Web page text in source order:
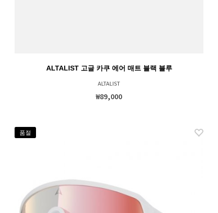
ALTALIST 고글 카쿠 에어 매트 블랙 블루
ALTALIST
₩89,000
품절